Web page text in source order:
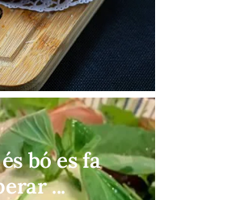
bó es fa
...